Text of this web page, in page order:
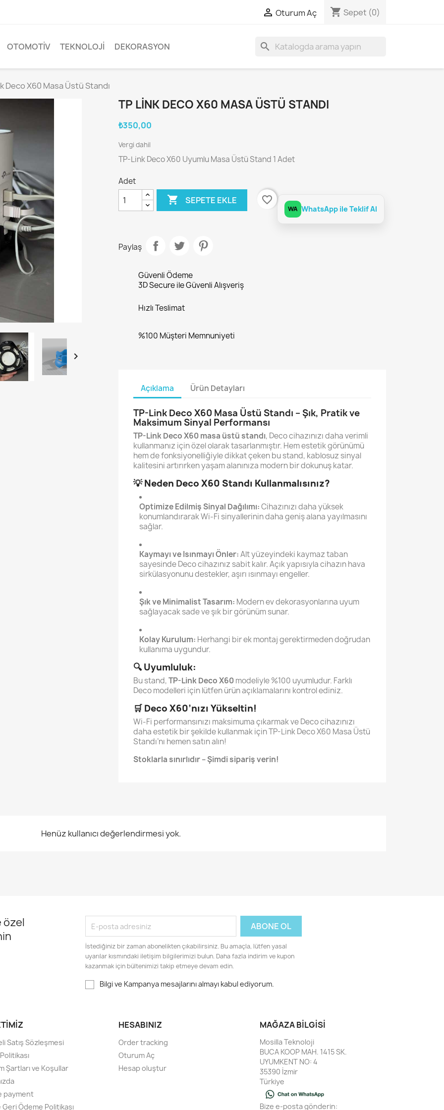
 Oturum Aç shopping_cart Sepet (0)
OTOMOTIV TEKNOLOJI DEKORASYON search
Deco X60 Masa Üstü Standı

TP LINK DECO X60 MASA ÜSTÜ STANDI
₺350,00
Vergi dahil
TP-Link Deco X60 Uyumlu Masa Üstü Stand 1 Adet
Adet
 SEPETE EKLE favorite_border
WA WhatsApp ile Teklif Al
Paylaş
Güvenli Ödeme
3D Secure ile Güvenli Alışveriş
Hızlı Teslimat
%100 Müşteri Memnuniyeti
Açıklama Ürün Detayları
TP-Link Deco X60 Masa Üstü Standı – Şık, Pratik ve
Maksimum Sinyal Performansı
TP-Link Deco X60 masa üstü standı, Deco cihazınızı daha verimli
kullanmanız için özel olarak tasarlanmıştır. Hem estetik görünümü
hem de fonksiyonelliğiyle dikkat çeken bu stand, kablosuz sinyal
kalitesini artırırken yaşam alanınıza modern bir dokunuş katar.
💡Neden Deco X60 Standı Kullanmalısınız?
Optimize Edilmiş Sinyal Dağılımı:Cihazınızı daha yüksek
konumlandırarak Wi-Fi sinyallerinin daha geniş alana yayılmasını
sağlar.
Kaymayı ve Isınmayı Önler:Alt yüzeyindeki kaymaz taban
sayesinde Deco cihazınız sabit kalır. Açık yapısıyla cihazın hava
sirkülasyonunu destekler, aşırı ısınmayı engeller.
Şık ve Minimalist Tasarım: Modern ev dekorasyonlarına uyum
sağlayacak sade ve şık bir görünüm sunar.
Kolay Kurulum: Herhangi bir ek montaj gerektirmeden doğrudan
kullanıma uygundur.
🔍Uyumluluk:
Bu stand,TP-Link Deco X60modeliyle %100 uyumludur. Farklı
Deco modelleri için lütfen ürün açıklamalarını kontrol ediniz.
🛒 Deco X60’nızı Yükseltin!
Wi-Fi performansınızı maksimuma çıkarmak ve Deco cihazınızı
daha estetik bir şekilde kullanmak için TP-Link Deco X60 Masa Üstü
Standı’nı hemen satın alın!
Stoklarla sınırlıdır – Şimdi sipariş verin!
Henüz kullanıcı değerlendirmesi yok.
özel
İstediğiniz bir zaman abonelikten çıkabilirsiniz. Bu amaçla, lütfen yasal
uyarılar kısmındaki iletişim bilgilerimizi bulun. Daha fazla indirim ve kupon
kazanmak için bültenimizi takip etmeye devam edin.
Bilgi ve Kampanya mesajlarını almayı kabul ediyorum.
Satış Sözleşmesi
Şartları ve Koşullar
payment
Geri Ödeme Politikası
HESABINIZ
Order tracking
Oturum Aç
Hesap oluştur
MAĞAZA BILGISI
Mosilla Teknoloji
BUCA KOOP MAH. 1415 SK.
UYUMKENT NO: 4
35390 İzmir
Türkiye
Bize e-posta gönderin: